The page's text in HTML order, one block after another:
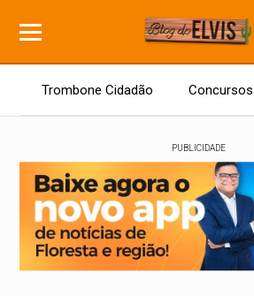
Trombone Cidadão Concursos
PUBLICIDADE